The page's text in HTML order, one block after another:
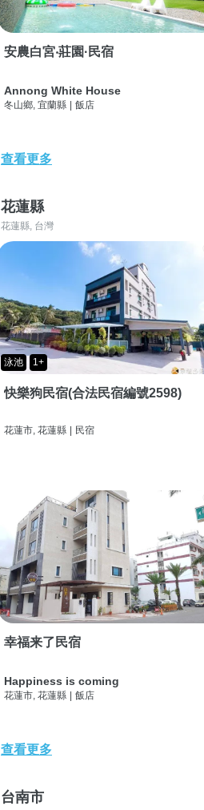
安農白宮‧莊園·民宿
Annong White House
冬山鄉, 宜蘭縣 | 飯店
查看更多
花蓮縣
花蓮縣, 台灣
泳池 1+
快樂狗民宿(合法民宿編號2598)
花蓮市, 花蓮縣 | 民宿
幸福来了民宿
Happiness is coming
花蓮市, 花蓮縣 飯店
查看更多
台南市